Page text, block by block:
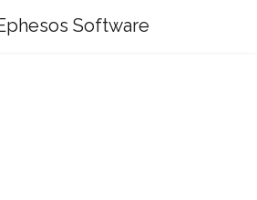
Software